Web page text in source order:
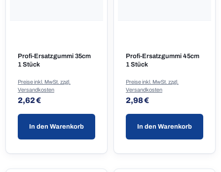
Profi-Ersatzgummi 35cm
1 Stück
Regulärer Preis:
2,62 €
Preise inkl. MwSt. zzgl.
Versandkosten
In den Warenkorb
Profi-Ersatzgummi 45cm
1 Stück
Regulärer Preis:
2,98 €
Preise inkl. MwSt. zzgl.
Versandkosten
In den Warenkorb